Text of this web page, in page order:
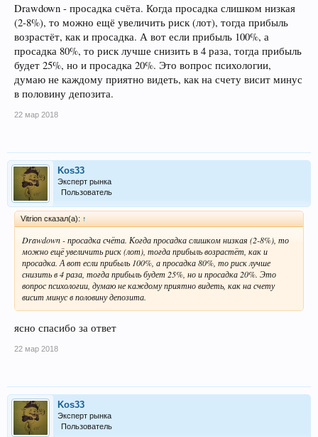
Drawdown - просадка счёта. Когда просадка слишком низкая
(2-8%), то можно ещё увеличить риск (лот), тогда прибыль
возрастёт, как и просадка. А вот если прибыль 100%, а
просадка 80%, то риск лучше снизить в 4 раза, тогда прибыль
будет 25%, но и просадка 20%. Это вопрос психологии,
думаю не каждому приятно видеть, как на счету висит минус
в половину депозита.
22 мар 2018
Kos33
Эксперт рынка
Пользователь
Vitrion сказал(а): ↑
Drawdown - просадка счёта. Когда просадка слишком низкая (2-8%), то
можно ещё увеличить риск (лот), тогда прибыль возрастёт, как и
просадка. А вот если прибыль 100%, а просадка 80%, то риск лучше
снизить в 4 раза, тогда прибыль будет 25%, но и просадка 20%. Это
вопрос психологии, думаю не каждому приятно видеть, как на счету
висит минус в половину депозита.
ясно спасибо за ответ
22 мар 2018
Kos33
Эксперт рынка
Пользователь